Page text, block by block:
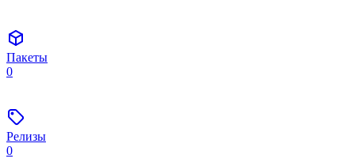
Пакеты
0
Релизы
0